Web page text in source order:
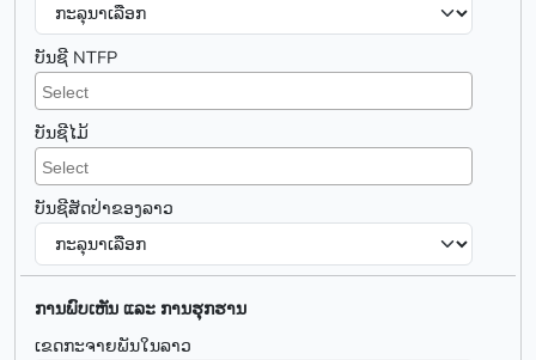
ບັນຊີ NTFP
ບັນຊີໄມ້
ບັນຊີສັດປ່າຂອງລາວ
ການພົບເຫັນ ແລະ ການຮຸກຮານ
ເຂດກະຈາຍພັນໃນລາວ